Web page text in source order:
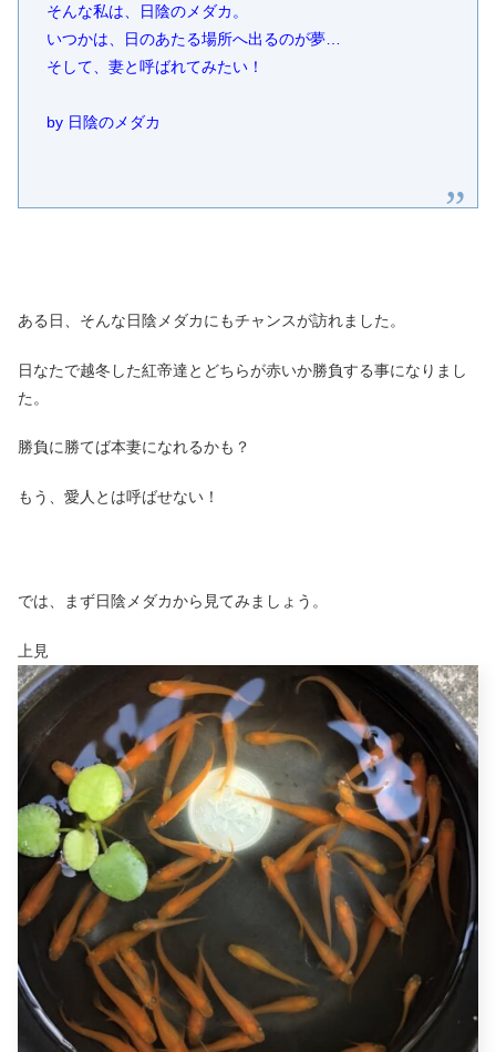
そんな私は、日陰のメダカ。
いつかは、日のあたる場所へ出るのが夢
そして、妻と呼ばれてみたい！
by 日陰のメダカ
ある日、そんな日陰メダカにもチャンスが訪れました。
日なたで越冬した紅帝達とどちらが赤いか勝負する事になりまし
た。
勝負に勝てば本妻になれるかも？
もう、愛人とは呼ばせない！
では、まず日陰メダカから見てみましょう。
上見